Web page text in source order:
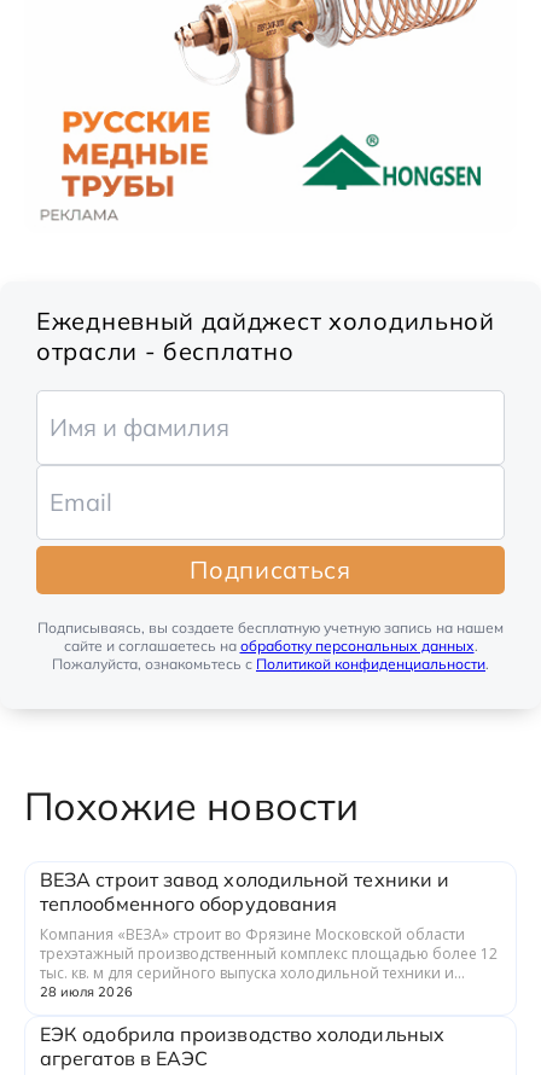
Ежедневный дайджест холодильной
отрасли - бесплатно
Подписаться
Подписываясь, вы создаете бесплатную учетную запись на нашем
сайте и соглашаетесь на обработку персональных данных.
Пожалуйста, ознакомьтесь с Политикой конфиденциальности.
Похожие новости
ВЕЗА строит завод холодильной техники и
теплообменного оборудования
Компания «ВЕЗА» строит во Фрязине Московской области
трехэтажный производственный комплекс площадью более 12
тыс. кв. м для серийного выпуска холодильной техники и
теплообменного оборудования. ...
28 июля 2026
ЕЭК одобрила производство холодильных
агрегатов в ЕАЭС